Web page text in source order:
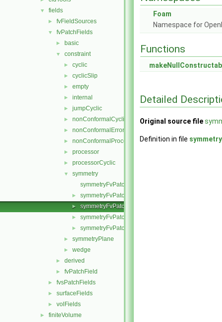
▼ fields
► fvFieldSources
▼ fvPatchFields
► basic
▼ constraint
► cyclic
► cyclicSlip
► empty
► internal
► jumpCyclic
► nonConformalCyclic
► nonConformalError
► nonConformalProcessorCyclic
► processor
► processorCyclic
▼
symmetry
symmetryFvPatchField.C
► symmetryFvPatchField.H
► symmetryFvPatchFields.C
► symmetryFvPatchFields.H
► symmetryFvPatchFieldsFwd.H
► symmetryPlane
► wedge
► derived
► fvPatchField
► fvsPatchFields
► surfaceFields
► volFields
► finiteVolume
Foam
Namespace for
Functions
Detailed
Original source file
Definition in file